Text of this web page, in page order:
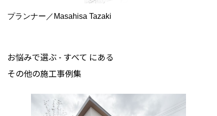
プランナー／Masahisa Tazaki
お悩みで選ぶ - すべて にある
その他の施工事例集